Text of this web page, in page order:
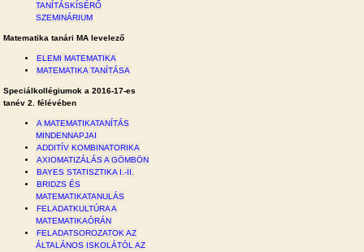
TANÍTÁSKÍSÉRŐ
SZEMINÁRIUM
Matematika tanári MA levelező
ELEMI MATEMATIKA
MATEMATIKA TANÍTÁSA
Speciálkollégiumok a 2016-17-es
tanév 2. félévében
A MATEMATIKATANÍTÁS
MINDENNAPJAI
ADDITÍV KOMBINATORIKA
AXIOMATIZÁLÁS A GÖMBÖN
BAYES STATISZTIKA I.-II.
BRIDZS ÉS
MATEMATIKATANULÁS
FELADATKULTÚRA A
MATEMATIKAÓRÁN
FELADATSOROZATOK AZ
ÁLTALÁNOS ISKOLÁTÓL AZ